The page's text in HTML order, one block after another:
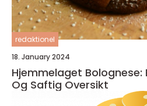
redaktionel
18. January 2024
Hjemmelaget Bolognese:
Og Saftig Oversikt